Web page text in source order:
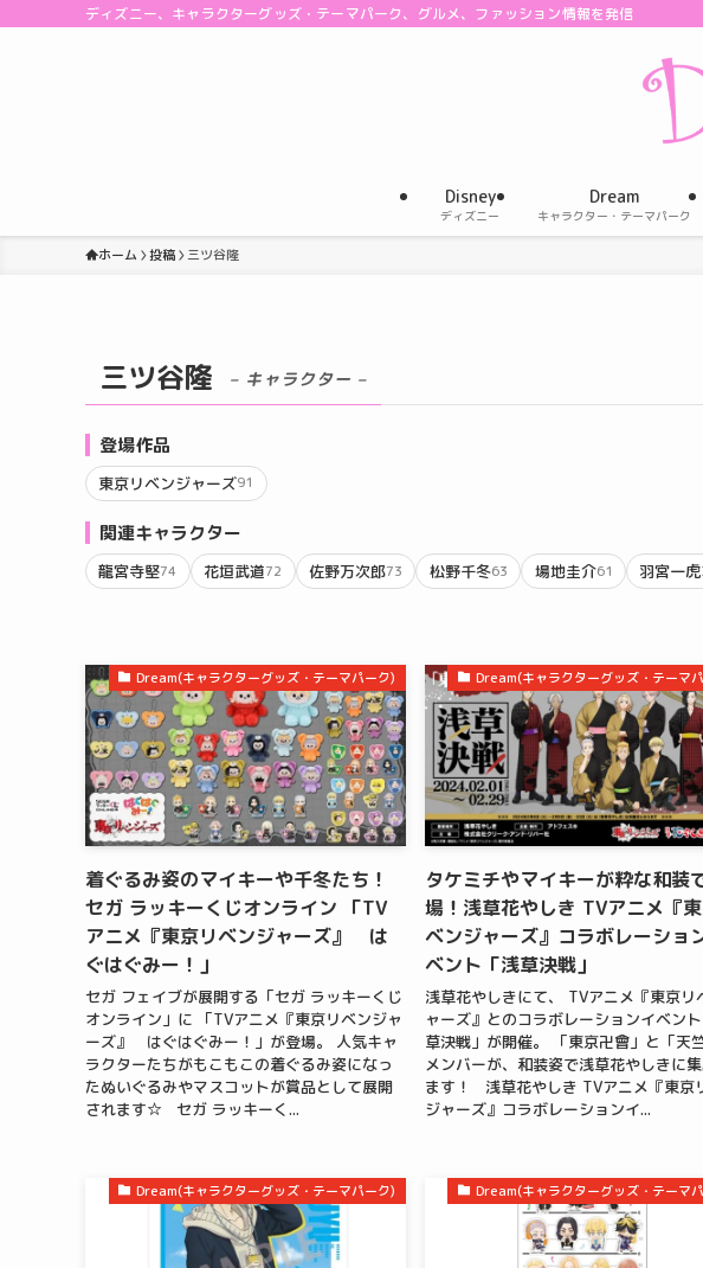
ディズニー、キャラクターグッズ・テーマパーク、グルメ、ファッション情報を発信
Disney
ディズニー
Dream
キャラクター・テーマパーク
ホーム 投稿 三ツ谷隆
三ツ谷隆 – キャラクター –
登場作品
東京リベンジャーズ91
関連キャラクター
龍宮寺堅74 花垣武道72 佐野万次郎73 松野千冬63 場地圭介61 羽宮一虎
Dream(キャラクターグッズ・テーマパーク)
着ぐるみ姿のマイキーや千冬たち！
セガ ラッキーくじオンライン 「TV
アニメ『東京リベンジャーズ』 は
ぐはぐみー！」
セガ フェイブが展開する「セガ ラッキーくじ
オンライン」に 「TVアニメ『東京リベンジャ
ーズ』 はぐはぐみー！」が登場。 人気キャ
ラクターたちがもこもこの着ぐるみ姿になっ
たぬいぐるみやマスコットが賞品として展開
されます☆ セガ ラッキーく...
Dream(キャラクターグッズ・テーマ
タケミチやマイキーが粋な和装
場！浅草花やしき TVアニメ『
ベンジャーズ』コラボレーショ
ベント「浅草決戦」
浅草花やしきにて、 TVアニメ『東京リ
ャーズ』とのコラボレーションイベン
草決戦」が開催。 「東京卍會」と「天
メンバーが、和装姿で浅草花やしきに
ます！ 浅草花やしき TVアニメ『東京
ジャーズ』コラボレーションイ...
Dream(キャラクターグッズ・テーマパーク) Dream(キャラクターグッズ・テーマ